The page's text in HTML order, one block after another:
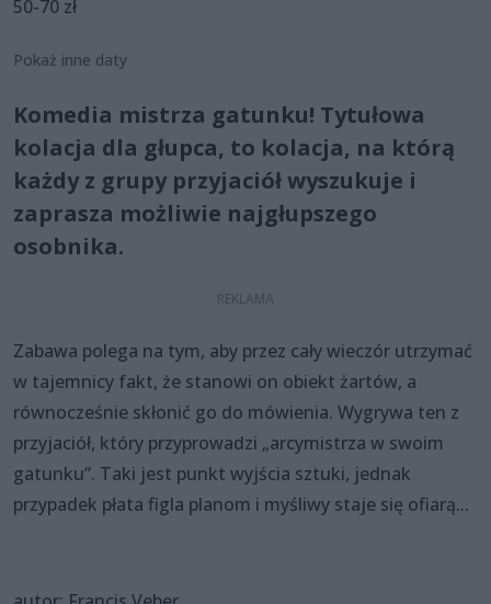
50-70 zł
Pokaż inne daty
Komedia mistrza gatunku! Tytułowa
kolacja dla głupca, to kolacja, na którą
każdy z grupy przyjaciół wyszukuje i
zaprasza możliwie najgłupszego
osobnika.
Zabawa polega na tym, aby przez cały wieczór utrzymać
w tajemnicy fakt, że stanowi on obiekt żartów, a
równocześnie skłonić go do mówienia. Wygrywa ten z
przyjaciół, który przyprowadzi „arcymistrza w swoim
gatunku”. Taki jest punkt wyjścia sztuki, jednak
przypadek płata figla planom i myśliwy staje się ofiarą...